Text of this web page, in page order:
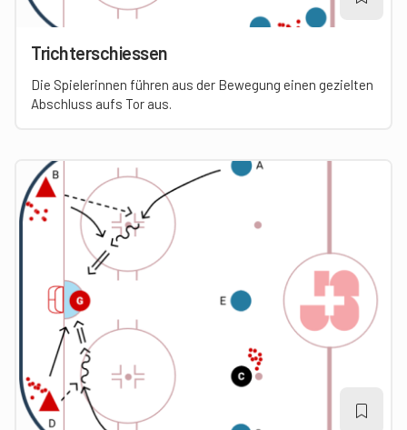
Trichterschiessen
Die Spielerinnen führen aus der Bewegung einen gezielten
Abschluss aufs Tor aus.